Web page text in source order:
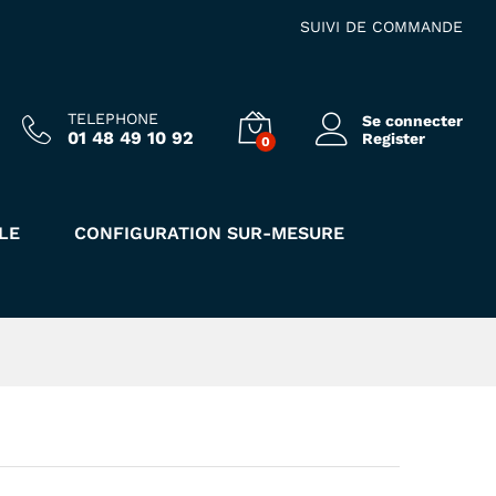
SUIVI DE COMMANDE
TELEPHONE
01 48 49 10 92 0
Se connecter
Register
CONFIGURATION SUR-MESURE
Ajouter au panier